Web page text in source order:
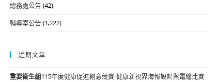
總務處公告(42)
輔導室公告(1,222)
近期文章
重要衛生組115年度健康促進創意競賽-健康新視界海報設計與電繪比賽